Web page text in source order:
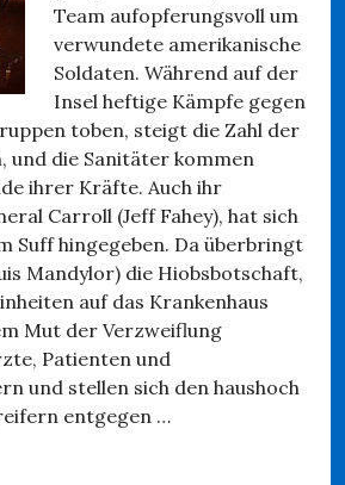
Team aufopferungsvoll um
verwundete amerikanische
Soldaten. Während auf der
Insel heftige Kämpfe gegen
toben, steigt die Zahl der
und die Sanitäter kommen
ihrer Kräfte. Auch ihr
Carroll (Jeff Fahey), hat sich
Suff hingegeben. Da überbringt
Mandylor) die Hiobsbotschaft,
auf das Krankenhaus
Mut der Verzweiflung
Patienten und
und stellen sich den haushoch
entgegen …